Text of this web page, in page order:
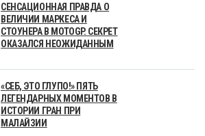
СЕНСАЦИОННАЯ ПРАВДА О
ВЕЛИЧИИ МАРКЕСА И
СТОУНЕРА В MOTOGP. СЕКРЕТ
ОКАЗАЛСЯ НЕОЖИДАННЫМ
«СЕБ, ЭТО ГЛУПО!» ПЯТЬ
ЛЕГЕНДАРНЫХ МОМЕНТОВ В
ИСТОРИИ ГРАН ПРИ
МАЛАЙЗИИ